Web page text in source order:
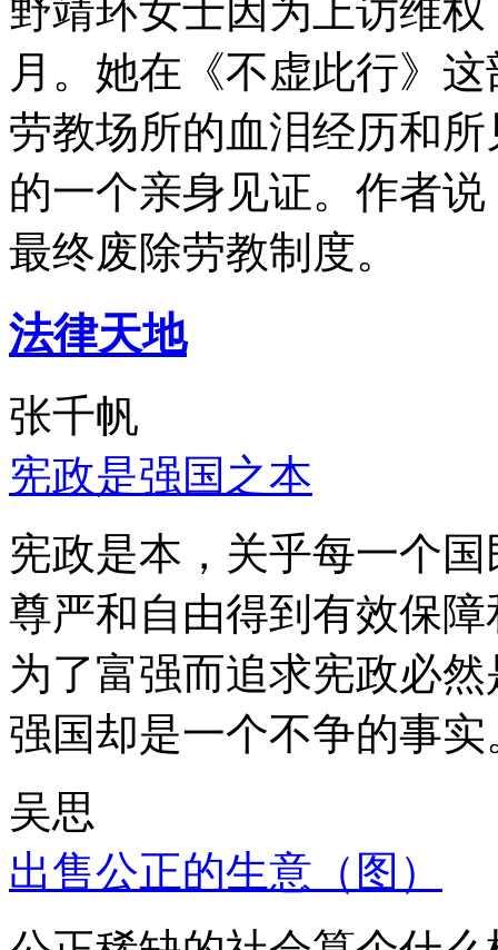
野靖环女士因为上访维
月。她在《不虚此行》
劳教场所的血泪经历和
的一个亲身见证。作者
最终废除劳教制度。
法律天地
张千帆
宪政是强国之本
宪政是本，关乎每一个
尊严和自由得到有效保
为了富强而追求宪政必
强国却是一个不争的事实
吴思
出售公正的生意（图）